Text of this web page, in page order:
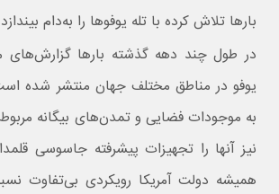
بارها تلاش کرده با تله یوفوها را به‌دام
در طول چند دهه گذشته بارها گزارش‌های
یوفو در مناطق مختلف جهان منتشر شده
به موجودات فضایی و تمدن‌های بیگانه
نیز آنها را تجهیزات پیشرفته جاسوسی
همیشه دولت آمریکا رویکردی بی‌تفاوت